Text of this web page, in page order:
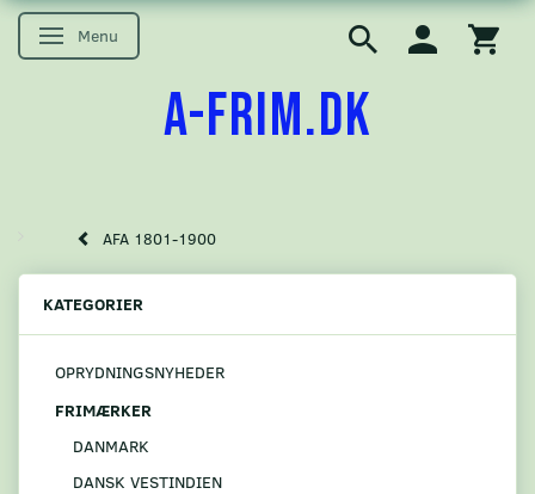
Skifte navigation
Menu
A-FRIM.DK
AFA 1801-1900
KATEGORIER
OPRYDNINGSNYHEDER
FRIMÆRKER
DANMARK
DANSK VESTINDIEN